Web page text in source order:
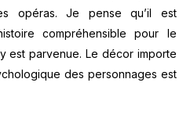
opéras. Je pense qu’il est
compréhensible pour le
est parvenue. Le décor importe
des personnages est